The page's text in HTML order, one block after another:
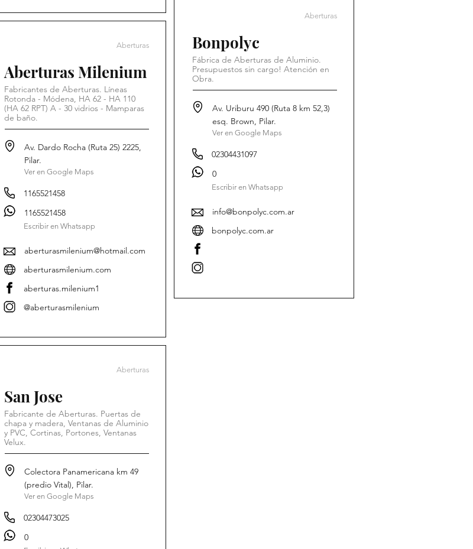
Aberturas
Aberturas Milenium
Fabricantes de Aberturas. Líneas
Rotonda - Módena, HA 62 - HA 110
(HA 62 RPT) A - 30 vidrios - Mamparas
de baño.
Av. Dardo Rocha (Ruta 25) 2225,
Pilar.
Ver en Google Maps
1165521458
1165521458
Escribir en Whatsapp
aberturasmilenium@hotmail.com
aberturasmilenium.com
aberturas.milenium1
@aberturasmilenium
Aberturas
San Jose
Fabricante de Aberturas. Puertas de
chapa y madera, Ventanas de Aluminio
y PVC, Cortinas, Portones, Ventanas
Velux.
Colectora Panamericana km 49
(predio Vital), Pilar.
Ver en Google Maps
02304473025
0
Aberturas
Bonpolyc
Fábrica de Aberturas de Aluminio.
Presupuestos sin cargo! Atención en
Obra.
Av. Uriburu 490 (Ruta 8 km 52,3)
esq. Brown, Pilar.
Ver en Google Maps
02304431097
0
Escribir en Whatsapp
info@bonpolyc.com.ar
bonpolyc.com.ar